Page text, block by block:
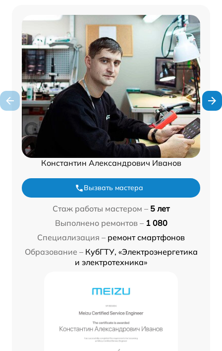
Константин Александрович Иванов
Вызвать мастера
Стаж работы мастером – 5 лет
Выполнено ремонтов – 1 080
Специализация – ремонт смартфонов
Образование – КубГТУ, «Электроэнергетика
и электротехника»